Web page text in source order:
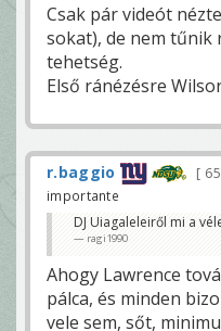
Csak pár videót
sokat), de nem tűnik
tehetség.
Első ránézésre
r.baggio
importante
DJ Uiagaleleiről mi a
ragi1990
Ahogy Lawrence
pálca, és minden
vele sem, sőt,